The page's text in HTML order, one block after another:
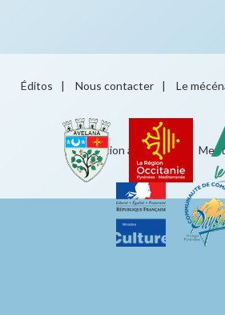
Éditos | Nous contacter | Le
Éducation artistique